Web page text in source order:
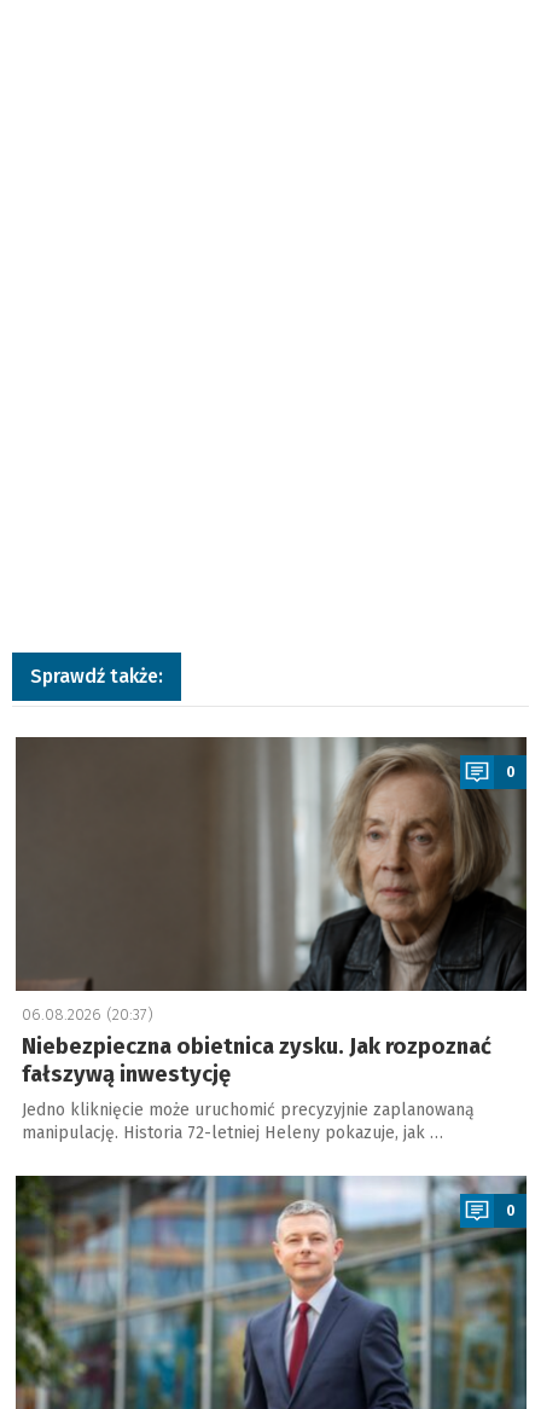
Sprawdź także:
a
0
06.08.2026 (20:37)
Niebezpieczna obietnica zysku. Jak rozpoznać
fałszywą inwestycję
Jedno kliknięcie może uruchomić precyzyjnie zaplanowaną
manipulację. Historia 72-letniej Heleny pokazuje, jak …
a
0